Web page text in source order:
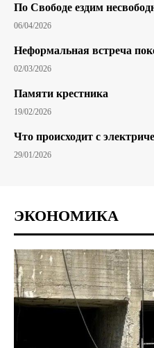
По Свободе ездим
06/04/2026
Неформальная встреча
02/03/2026
Памяти крестника
19/02/2026
Что происходит с
29/01/2026
ЭКОНОМИКА